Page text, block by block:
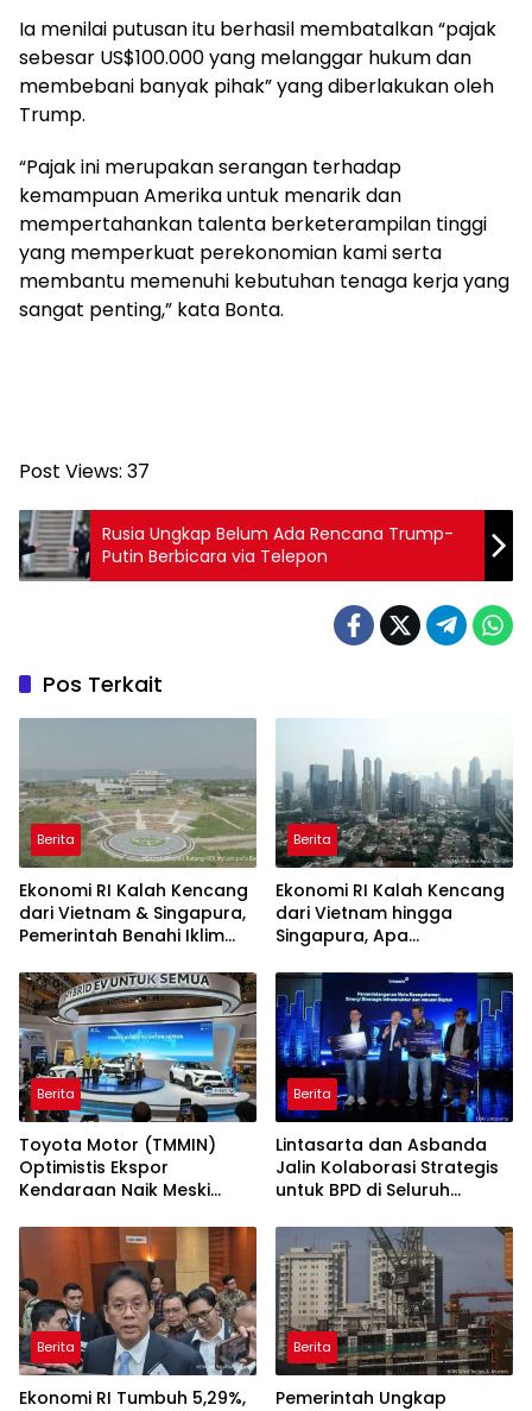
Ia menilai putusan itu berhasil membatalkan “pajak
sebesar US$100.000 yang melanggar hukum dan
membebani banyak pihak” yang diberlakukan oleh
Trump.
“Pajak ini merupakan serangan terhadap
kemampuan Amerika untuk menarik dan
mempertahankan talenta berketerampilan tinggi
yang memperkuat perekonomian kami serta
membantu memenuhi kebutuhan tenaga kerja yang
sangat penting,” kata Bonta.
Post Views: 37
Rusia Ungkap Belum Ada Rencana Trump-
Putin Berbicara via Telepon
Pos Terkait
Berita
Ekonomi RI Kalah Kencang
dari Vietnam & Singapura,
Pemerintah Benahi Iklim
Berita
Ekonomi RI Kalah Kencang
dari Vietnam hingga
Singapura, Apa
Berita
Toyota Motor (TMMIN)
Optimistis Ekspor
Kendaraan Naik Meski
Berita
Lintasarta dan Asbanda
Jalin Kolaborasi Strategis
untuk BPD di Seluruh
Berita
Ekonomi RI Tumbuh 5,29%,
Berita
Pemerintah Ungkap